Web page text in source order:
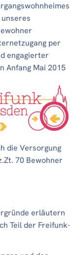
per
engagierter
Anfang Mai 2015
die Versorgung
70 Bewohner
erläutern
Teil der Freifunk-